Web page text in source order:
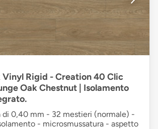
Rigid - Creation 40 Clic
Oak Chestnut | Isolamento
di 0,40 mm - 32 mestieri (normale) -
- microsmussatura - aspetto